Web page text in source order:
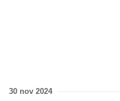
30 nov 2024